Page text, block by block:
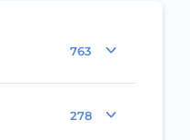
763
278